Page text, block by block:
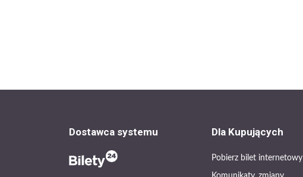
Dostawca systemu Dla Kupujących
Pobierz bilet internetowy